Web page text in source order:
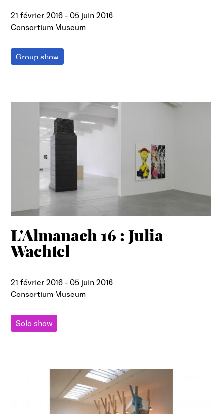
21 février 2016 -05 juin 2016
Consortium Museum
Group show
L'Almanach 16 : Julia
Wachtel
21 février 2016 -05 juin 2016
Consortium Museum
Solo show